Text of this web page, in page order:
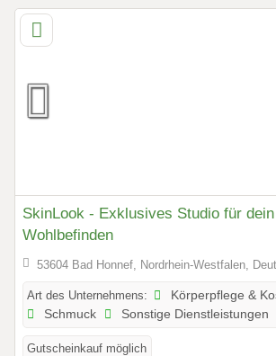
SkinLook - Exklusives Studio für dein
Wohlbefinden
53604 Bad Honnef, Nordrhein-Westfalen,
Art des Unternehmens:
Körperpflege &
Schmuck
Sonstige Dienstleistungen
Gutscheinkauf möglich